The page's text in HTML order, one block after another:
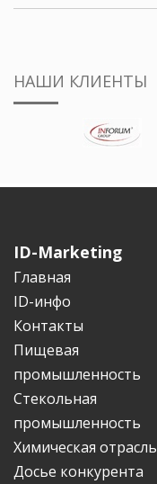
НАШИ КЛИЕНТЫ
ID-Marketing
Главная
ID-инфо
Контакты
Пищевая
промышленность
Стекольная
промышленность
Химическая отрасль
Досье конкурента